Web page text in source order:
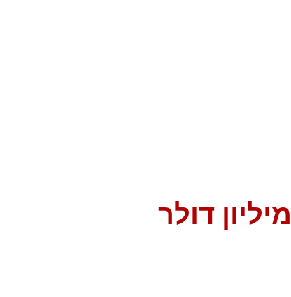
המרוץ לצמרת: חברות ישראליות שצמחו מ-0 ל-100 מיליון דולר